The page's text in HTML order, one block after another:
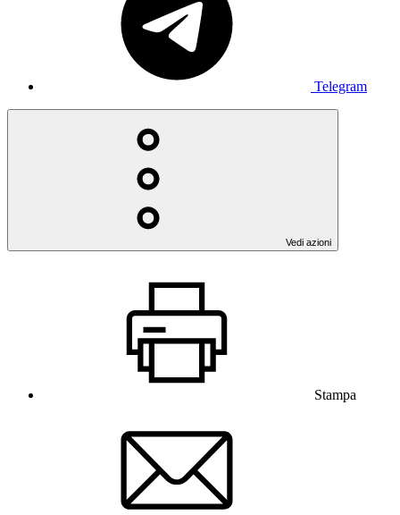
Telegram
Vedi azioni
Stampa